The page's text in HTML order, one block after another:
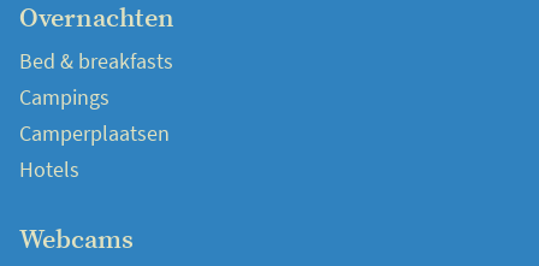
Overnachten
Bed & breakfasts
Campings
Camperplaatsen
Hotels
Webcams